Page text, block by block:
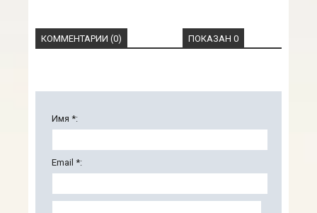
КОММЕНТАРИИ (0) ПОКАЗАН 0
Имя *:
Email *: